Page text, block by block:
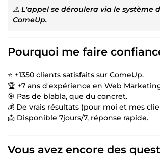
⚠️ L'appel se déroulera via le système
ComeUp.
Pourquoi me faire
⭐ +1350 clients satisfaits sur ComeUp.
🏆 +7 ans d'expérience en Web
🎯 Pas de blabla, que du concret.
💰 De vrais résultats (pour moi et mes
📩 Disponible 7jours/7, réponse rapide.
Vous avez encore des